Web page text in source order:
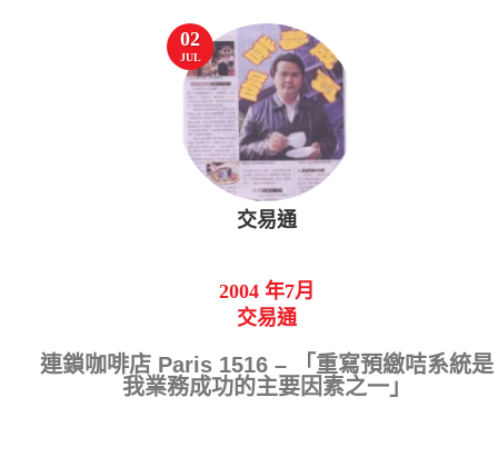
02
JUL
交易通
2004 年7月
交易通
連鎖咖啡店 Paris 1516 –
「重寫預繳咭系統是
我業務成功的主要因素之一」